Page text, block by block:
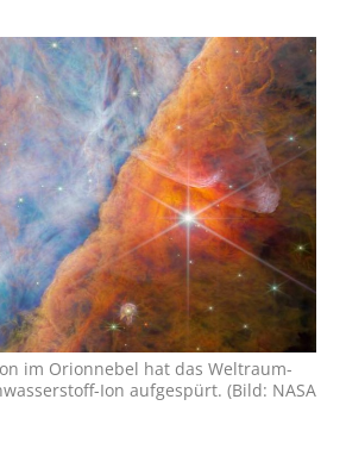
im Orion­nebel hat das Welt­raum­
Ion auf­ge­spürt. (Bild: NASA